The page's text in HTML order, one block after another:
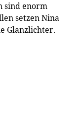
sind enorm
setzen Nina
Glanzlichter.